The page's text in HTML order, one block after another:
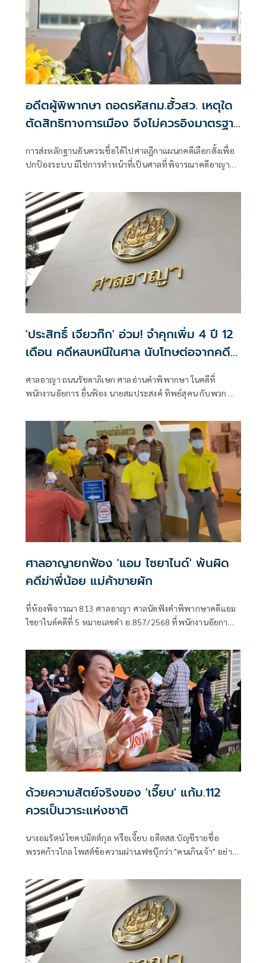
อดีตผู้พิพากษา ถอดรหัสกม.ฮั้วสว. เหตุใด
ตัดสิทธิทางการเมือง จึงไม่ควรอิงมาตรฐาน
เดียวกับคดีอาญา
การส่งหลักฐานอันควรเชื่อได้ไปศาลฎีกาแผนกคดีเลือกตั้งเพื่อ
ปกป้องระบบ มิใช่การทำหน้าที่เป็นศาลที่พิจารณาคดีอาญา
'ประสิทธิ์ เจียวก๊ก' อ่วม! จำคุกเพิ่ม 4 ปี 12
เดือน คดีหลบหนีในศาล นับโทษต่อจากคดี
ศาลอาญา ถนนรัชดาภิเษก ศาลอ่านคำพิพากษา ในคดีที่
พนักงานอัยการ ยื่นฟ้อง นายสมประสงค์ ทิพย์สุคน กับพวก ที่
ความผิดหลบหนีไประหว่างที่ถูกคุมขังตามอำนาจของศาล
ศาลอาญายกฟ้อง 'แอม ไซยาไนด์' พ้นผิด
คดีฆ่าพี่น้อย แม่ค้าขายผัก
ที่ห้องพิจารณา 813 ศาลอาญา ศาลนัดฟังคำพิพากษาคดีแอม
ไซยาไนด์คดีที่ 5 หมายเลขดำ อ.857/2568 ที่พนักงานอัยกา
ด้วยความสัตย์จริงของ 'เจี๊ยบ' แก้ม.112
ควรเป็นวาระแห่งชาติ
นางอมรัตน์ โชคปมิตต์กุล หรือเจี๊ยบ อดีตสส.บัญชีรายชื่อ
พรรคก้าวไกล โพสต์ข้อความผ่านเฟซบุ๊กว่า "คนเกินเจ้า" อย่าง